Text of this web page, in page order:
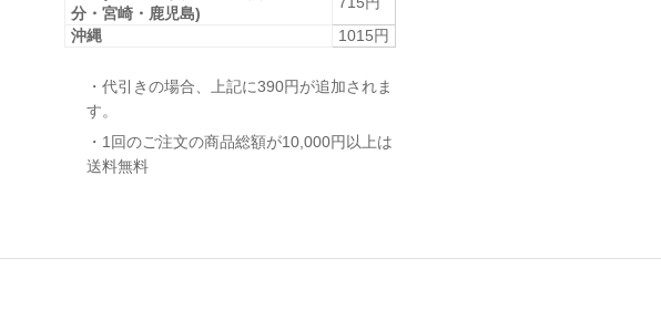
分・宮崎・鹿児島)
沖縄
1015円
・代引きの場合、上記に390円が追加されま
す。
・1回のご注文の商品総額が10,000円以上は
送料無料